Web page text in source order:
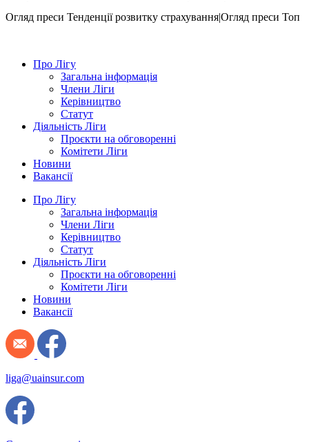
Огляд преси Тенденції розвитку страхування|Огляд преси Топ
Про Лігу
Загальна інформація
Члени Ліги
Керівництво
Статут
Діяльність Ліги
Проєкти на обговоренні
Комітети Ліги
Новини
Вакансії
Про Лігу
Загальна інформація
Члени Ліги
Керівництво
Статут
Діяльність Ліги
Проєкти на обговоренні
Комітети Ліги
Новини
Вакансії
liga@uainsur.com